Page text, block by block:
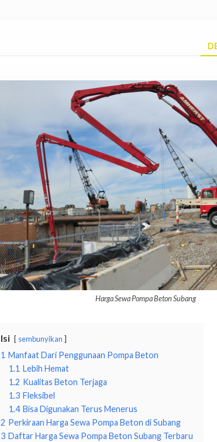
Harga Sewa Pompa Beton Subang
Isi sembunyikan
1 Manfaat Dari Penggunaan Pompa Beton
1.1 Lebih Hemat
1.2 Kualitas Beton Terjaga
1.3 Fleksibel
1.4 Bisa Digunakan Terus Menerus
2 Perkiraan Harga Sewa Pompa Beton di Subang
3 Daftar Harga Sewa Pompa Beton Subang Terbaru